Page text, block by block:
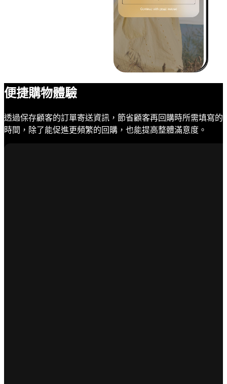
便捷購物體驗
透過保存顧客的訂單寄送資訊，節省顧客再回購時所需填寫的
時間，除了能促進更頻繁的回購，也能提高整體滿意度。